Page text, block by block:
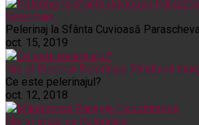
Pelerinaje
Pelerinaj la Sfânta Cuvioasă Parascheva
oct. 15, 2019
Noi și Biserica Pelerinaje Rânduieli
Ce este pelerinajul?
oct. 12, 2018
Noi și Biserica Pelerinaje